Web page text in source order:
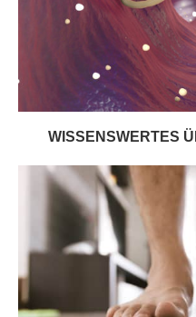
WISSENSWERTES